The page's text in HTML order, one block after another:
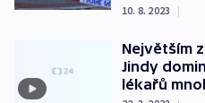
10. 8. 2023 |
Největším
Jindy
lékařů